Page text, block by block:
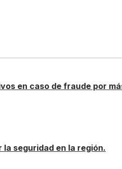
en caso de fraude por
seguridad en la región.